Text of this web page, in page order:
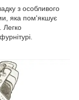
з особливого
яка пом'якшує
. Легко